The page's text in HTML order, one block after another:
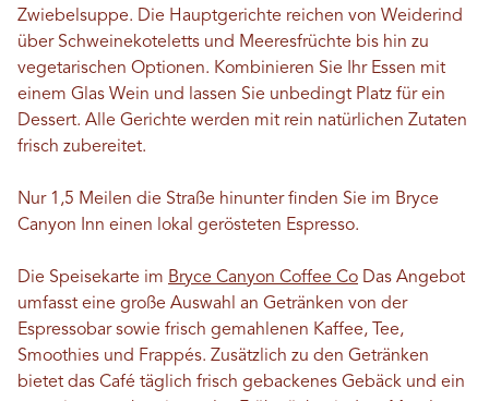
Zwiebelsuppe. Die Hauptgerichte reichen von Weiderind
über Schweinekoteletts und Meeresfrüchte bis hin zu
vegetarischen Optionen. Kombinieren Sie Ihr Essen mit
einem Glas Wein und lassen Sie unbedingt Platz für ein
Dessert. Alle Gerichte werden mit rein natürlichen Zutaten
frisch zubereitet.
Nur 1,5 Meilen die Straße hinunter finden Sie im Bryce
Canyon Inn einen lokal gerösteten Espresso.
Die Speisekarte im Bryce Canyon Coffee Co Das Angebot
umfasst eine große Auswahl an Getränken von der
Espressobar sowie frisch gemahlenen Kaffee, Tee,
Smoothies und Frappés. Zusätzlich zu den Getränken
bietet das Café täglich frisch gebackenes Gebäck und ein